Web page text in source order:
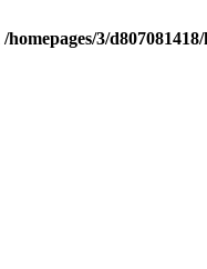
/homepages/3/